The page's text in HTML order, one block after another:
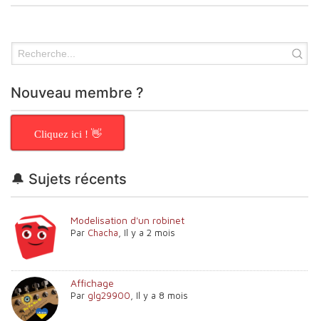
Nouveau membre ?
Cliquez ici ! 👋
🔔 Sujets récents
Modelisation d'un robinet
Par Chacha Il y a 2 mois
Affichage
Par glg29900 Il y a 8 mois